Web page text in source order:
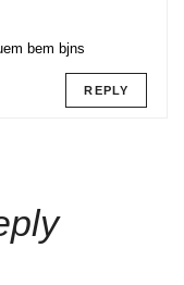
bem bjns
REPLY